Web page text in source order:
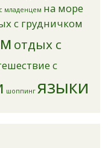
младенцем на море
с грудничком
отдых с
с
шоппинг языки